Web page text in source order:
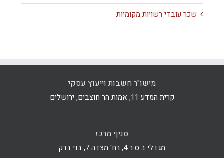
שכר עובדי רשויות מקומיות
מישו"ר חשבות וייעוץ עסקי
קרית המדע 11, אמות הר חוצבים, ירושלים
סניף מרכז
מגדלי ב.ס.ר 4, רח' מצדה 7, בני ברק